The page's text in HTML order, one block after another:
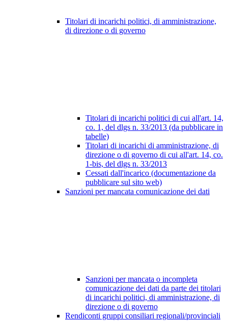
Titolari di incarichi politici, di amministrazione,
di direzione o di governo
Titolari di incarichi politici di cui all'art. 14,
co. 1, del dlgs n. 33/2013 (da pubblicare in
tabelle)
Titolari di incarichi di amministrazione, di
direzione o di governo di cui all'art. 14, co.
1-bis, del dlgs n. 33/2013
Cessati dall'incarico (documentazione da
pubblicare sul sito web)
Sanzioni per mancata comunicazione dei dati
Sanzioni per mancata o incompleta
comunicazione dei dati da parte dei titolari
di incarichi politici, di amministrazione, di
direzione o di governo
Rendiconti gruppi consiliari regionali/provinciali